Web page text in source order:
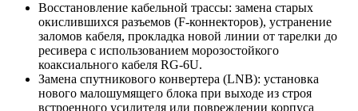
Восстановление кабельной трассы: замена старых
окислившихся разъемов (F-коннекторов), устранение
заломов кабеля, прокладка новой линии от тарелки до
ресивера с использованием морозостойкого
коаксиального кабеля RG-6U.
Замена спутникового конвертера (LNB): установка
нового малошумящего блока при выходе из строя
встроенного усилителя или повреждении корпуса